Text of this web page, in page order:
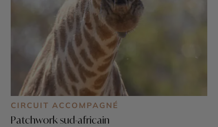
CIRCUIT ACCOMPAGNÉ
Patchwork sud-africain